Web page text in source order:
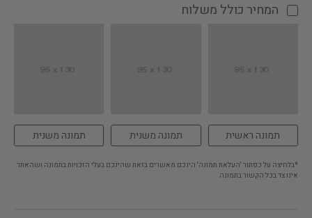
המחיר כולל משלוח
תמונה ראשית תמונה משנית תמונה משנית
*בלחיצה על כפתור 'העלאת תמונה' הינכם מאשרים בזאת שהינכם בעלי הזכויות בתמונה ושהאתר
אינו צד בכל הקשור בתמונה